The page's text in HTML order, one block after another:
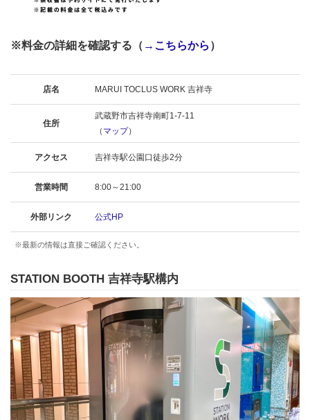
※料金の詳細を確認する（ →こちらから ）
店名 MARUI TOCLUS WORK 吉祥寺
住所
武蔵野市吉祥寺南町1-7-11
（ マップ）
アクセス 吉祥寺駅公園口徒歩2分
営業時間 8:00～21:00
外部リンク 公式HP
※最新の情報は直接ご確認ください。
STATION BOOTH 吉祥寺駅構内